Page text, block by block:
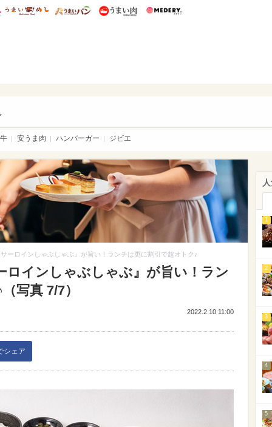
研 ディズニー特集
mimot. うまいめし うまいパン うまい肉
安うま肉 ハンバーガー ジビエ
ーロインしゃぶしゃぶ』が旨い！ランチは更に割引で超オトク♪
ロインしゃぶしゃぶ』が旨い！ラン
写真 7/7）
2022.2.10 11:00
シェア
1
2
3
4
5